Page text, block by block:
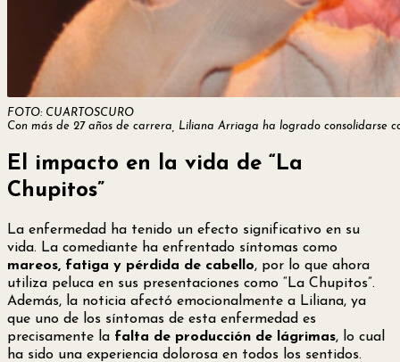
FOTO: CUARTOSCURO
Con más de 27 años de carrera, Liliana Arriaga ha logrado consolidarse
El impacto en la vida de “La
Chupitos”
La enfermedad ha tenido un efecto significativo en su
vida. La comediante ha enfrentado síntomas como
mareos, fatiga y pérdida de cabello, por lo que ahora
utiliza peluca en sus presentaciones como “La Chupitos”.
Además, la noticia afectó emocionalmente a Liliana, ya
que uno de los síntomas de esta enfermedad es
precisamente la falta de producción de lágrimas, lo cual
ha sido una experiencia dolorosa en todos los sentidos.